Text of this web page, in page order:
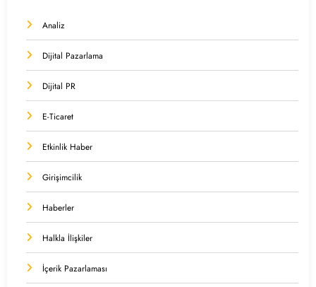
Analiz
Dijital Pazarlama
Dijital PR
E-Ticaret
Etkinlik Haber
Girişimcilik
Haberler
Halkla İlişkiler
İçerik Pazarlaması